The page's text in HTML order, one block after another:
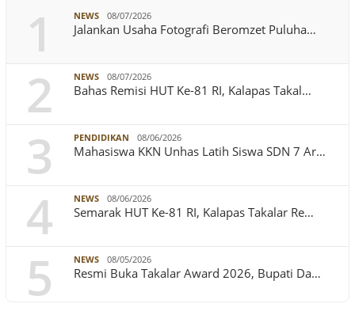
1 NEWS 08/07/2026
Jalankan Usaha Fotografi Beromzet Puluha…
2 NEWS 08/07/2026
Bahas Remisi HUT Ke-81 RI, Kalapas Takal…
3 PENDIDIKAN 08/06/2026
Mahasiswa KKN Unhas Latih Siswa SDN 7 Ar…
4 NEWS 08/06/2026
Semarak HUT Ke-81 RI, Kalapas Takalar Re…
5 NEWS 08/05/2026
Resmi Buka Takalar Award 2026, Bupati Da…